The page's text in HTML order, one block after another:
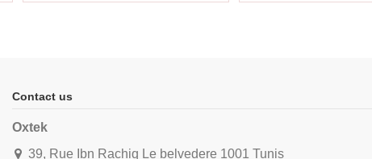
Contact us
Oxtek
39, Rue Ibn Rachiq Le belvedere 1001 Tunis